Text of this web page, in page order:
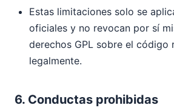
Estas limitaciones solo se
oficiales y no revocan por sí
derechos GPL sobre el código
legalmente.
6. Conductas prohibidas